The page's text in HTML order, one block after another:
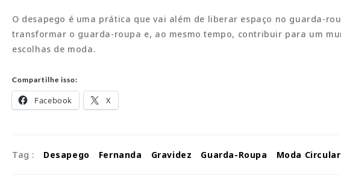
O desapego é uma prática que vai além de liberar espaço no guarda-
transformar o guarda-roupa e, ao mesmo tempo, contribuir para um
escolhas de moda.
Compartilhe isso:
Facebook X
Tag : Desapego Fernanda Gravidez Guarda-Roupa Moda Circular